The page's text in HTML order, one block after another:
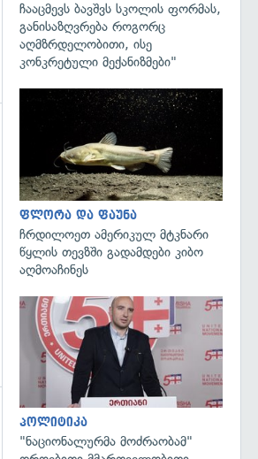
ჩააცმევს ბავშვს სკოლის ფორმას,
განისაზღვრება როგორც
აღმზრდელობითი, ისე
კონკრეტული მექანიზმები"
ფლორა და ფაუნა
ჩრდილოეთ ამერიკულ მტკნარი
წყლის თევზში გადამდები კიბო
აღმოაჩინეს
პოლიტიკა
"ნაციონალურმა მოძრაობამ"